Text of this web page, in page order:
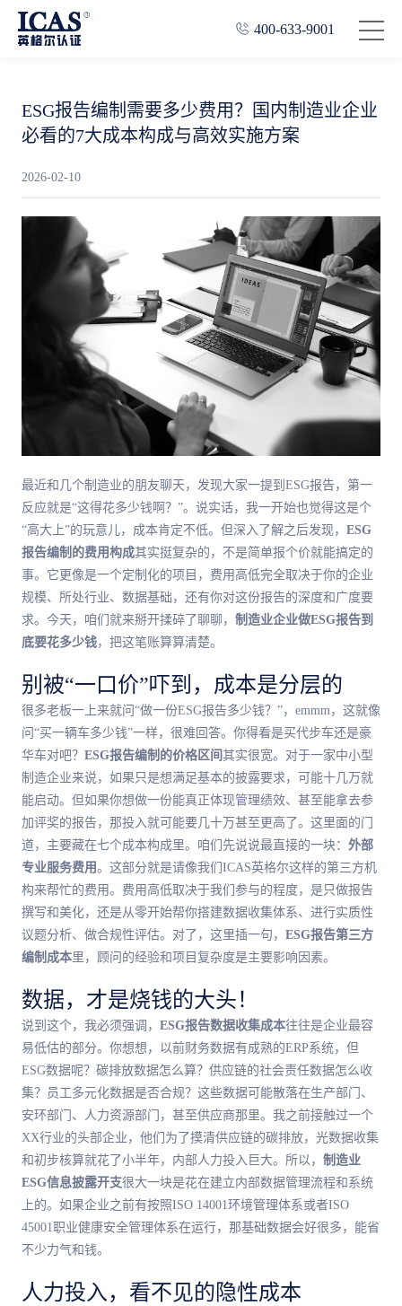
400-633-9001
ESG报告编制需要多少费用？国内制造业企业
必看的7大成本构成与高效实施方案
2026-02-10
最近和几个制造业的朋友聊天，发现大家一提到ESG报告，第一
反应就是“这得花多少钱啊？”。说实话，我一开始也觉得这是个
“高大上”的玩意儿，成本肯定不低。但深入了解之后发现， ESG
报告编制的费用构成其实挺复杂的，不是简单报个价就能搞定的
事。它更像是一个定制化的项目，费用高低完全取决于你的企业
规模、所处行业、数据基础，还有你对这份报告的深度和广度要
求。今天，咱们就来掰开揉碎了聊聊， 制造业企业做ESG报告到
底要花多少钱，把这笔账算算清楚。
别被“一口价”吓到，成本是分层的
很多老板一上来就问“做一份ESG报告多少钱？”，emmm，这就像
问“买一辆车多少钱”一样，很难回答。你得看是买代步车还是豪
华车对吧？ ESG报告编制的价格区间 其实很宽。对于一家中小型
制造企业来说，如果只是想满足基本的披露要求，可能十几万就
能启动。但如果你想做一份能真正体现管理绩效、甚至能拿去参
加评奖的报告，那投入就可能要几十万甚至更高了。这里面的门
道，主要藏在七个成本构成里。咱们先说说最直接的一块： 外部
专业服务费用。这部分就是请像我们ICAS英格尔这样的第三方机
构来帮忙的费用。费用高低取决于我们参与的程度，是只做报告
撰写和美化，还是从零开始帮你搭建数据收集体系、进行实质性
议题分析、做合规性评估。对了，这里插一句， ESG报告第三方
编制成本里，顾问的经验和项目复杂度是主要影响因素。
数据，才是烧钱的大头！
说到这个，我必须强调， ESG报告数据收集成本往往是企业最容
易低估的部分。你想想，以前财务数据有成熟的ERP系统，但
ESG数据呢？碳排放数据怎么算？供应链的社会责任数据怎么收
集？员工多元化数据是否合规？这些数据可能散落在生产部门、
安环部门、人力资源部门，甚至供应商那里。我之前接触过一个
XX行业的头部企业，他们为了摸清供应链的碳排放，光数据收集
和初步核算就花了小半年，内部人力投入巨大。所以， 制造业
ESG信息披露开支很大一块是花在建立内部数据管理流程和系统
上的。如果企业之前有按照ISO 14001环境管理体系或者ISO
45001职业健康安全管理体系在运行，那基础数据会好很多，能省
不少力气和钱。
人力投入，看不见的隐性成本